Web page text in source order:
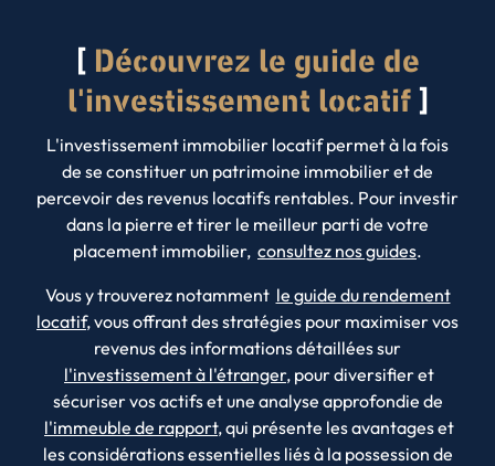
Découvrez le guide de
l'investissement locatif
L'investissement immobilier locatif permet à la fois
de se constituer un patrimoine immobilier et de
percevoir des revenus locatifs rentables. Pour investir
dans la pierre et tirer le meilleur parti de votre
placement immobilier, consultez nos guides.
Vous y trouverez notamment le guide du rendement
locatif, vous offrant des stratégies pour maximiser vos
revenus des informations détaillées sur
l'investissement à l'étranger, pour diversifier et
sécuriser vos actifs et une analyse approfondie de
l'immeuble de rapport, qui présente les avantages et
les considérations essentielles liés à la possession de